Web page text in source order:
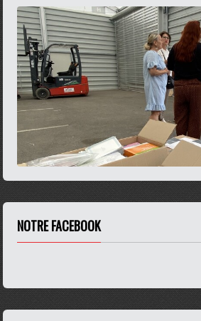
NOTRE FACEBOOK